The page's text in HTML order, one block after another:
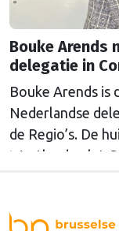
Bouke Arends
delegatie in
Bouke Arends is
Nederlandse
de Regio’s. De
Westland volgt
Nederlandse